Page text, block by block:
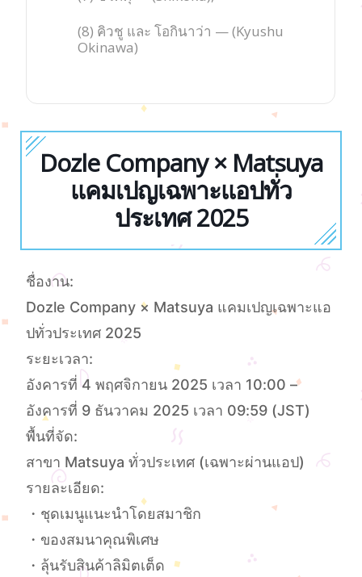
(8) คิวชู และ โอกินาว่า — (Kyushu
Okinawa)
Dozle Company × Matsuya
แคมเปญเฉพาะแอปทั่ว
ประเทศ 2025
ชื่องาน:
Dozle Company × Matsuya แคมเปญเฉพาะแอ
ปทั่วประเทศ 2025
ระยะเวลา:
อังคารที่ 4 พฤศจิกายน 2025 เวลา 10:00 –
อังคารที่ 9 ธันวาคม 2025 เวลา 09:59 (JST)
พื้นที่จัด:
สาขา Matsuya ทั่วประเทศ (เฉพาะผ่านแอป)
รายละเอียด:
・ชุดเมนูแนะนำโดยสมาชิก
・ของสมนาคุณพิเศษ
・ลุ้นรับสินค้าลิมิตเต็ด